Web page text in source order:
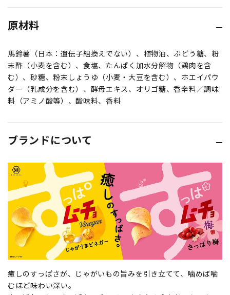
原材料
馬鈴薯（日本：遺伝子組換えでない）、植物油、ぶどう糖、粉
末酢（小麦を含む）、食塩、たんぱく加水分解物（鶏肉を含
む）、砂糖、粉末しょうゆ（小麦・大豆を含む）、ホエイパウ
ダー（乳成分を含む）、酵母エキス、オリゴ糖、香辛料／調味
料（アミノ酸等）、酸味料、香料
ブランドについて
癒しのすっぱさが、じゃがいもの旨みを引き立てて、噛めば噛
むほど味わい深い。